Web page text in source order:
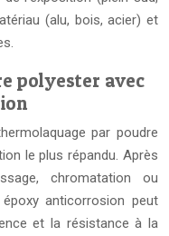
(alu, bois, acier) et
polyester avec
par poudre
le plus répandu. Après
chromatation ou
anticorrosion peut
et la résistance à la